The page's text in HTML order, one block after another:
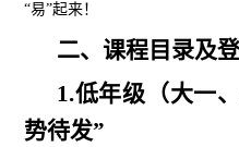
“易”起来！
二、课程目录及
1.低年级（大一
势待发”